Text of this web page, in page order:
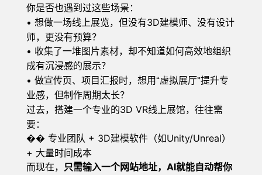
你是否也遇到过这些场景：
• 想做一场线上展览，但没有3D建模师、没有设计
师，更没有预算？
• 收集了一堆图片素材，却不知道如何高效地组织
成有沉浸感的展示？
• 做宣传页、项目汇报时，想用“虚拟展厅”提升专
业感，但制作周期太长？
过去，搭建一个专业的3D VR线上展馆，往往需
要：
�� 专业团队 + 3D建模软件（如Unity/Unreal）
+ 大量时间成本
而现在， 只需输入一个网站地址， AI就能自动帮你